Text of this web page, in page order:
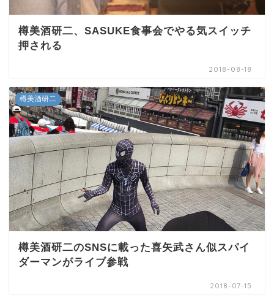
樽美酒研二、SASUKE食事会でやる気スイッチ
押される
2018-08-18
樽美酒研二
樽美酒研二のSNSに載った喜矢武さん似スパイ
ダーマンがライブ参戦
2018-07-15